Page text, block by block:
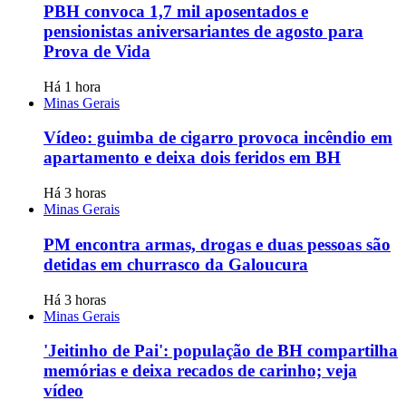
PBH convoca 1,7 mil aposentados e
pensionistas aniversariantes de agosto para
Prova de Vida
Há 1 hora
Minas Gerais
Vídeo: guimba de cigarro provoca incêndio em
apartamento e deixa dois feridos em BH
Há 3 horas
Minas Gerais
PM encontra armas, drogas e duas pessoas são
detidas em churrasco da Galoucura
Há 3 horas
Minas Gerais
'Jeitinho de Pai': população de BH compartilha
memórias e deixa recados de carinho; veja
vídeo